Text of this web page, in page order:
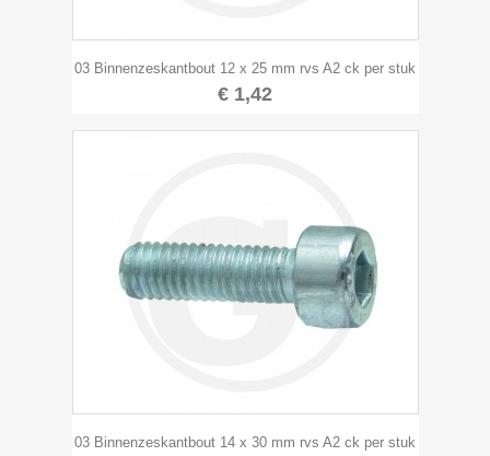
03 Binnenzeskantbout 12 x 25 mm rvs A2 ck per stuk
€ 1,42
03 Binnenzeskantbout 14 x 30 mm rvs A2 ck per stuk